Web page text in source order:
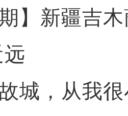
新疆吉木
，从我很